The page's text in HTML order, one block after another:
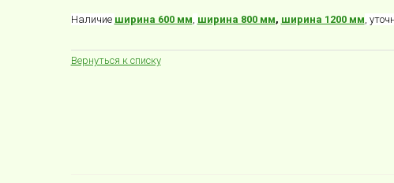
Наличие ширина 600 мм ширина 800 мм, ширина 1200 мм ,
Вернуться к списку